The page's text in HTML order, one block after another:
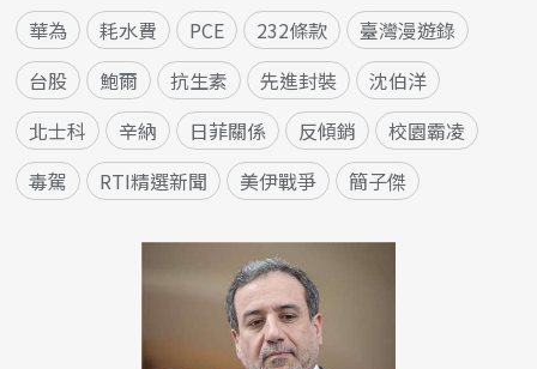
華為 耗水費 PCE 232條款
臺灣漫遊錄
台股
鮑爾 抗生素 先進封裝
沈伯洋
北士科
辛納 日菲關係 反傾銷
校園霸凌
毒駕
RTI精選新聞 美伊戰爭 簡子傑